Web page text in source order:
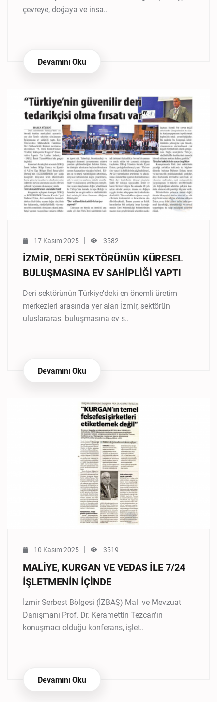
çevreye, doğaya ve insa..
Devamını Oku
17 Kasım 2025 3582
İZMİR, DERİ SEKTÖRÜNÜN KÜRESEL
BULUŞMASINA EV SAHİPLİĞİ YAPTI
Deri sektörünün Türkiye’deki en önemli üretim
merkezleri arasında yer alan İzmir, sektörün
uluslararası buluşmasına ev s..
Devamını Oku
10 Kasım 2025 3519
MALİYE, KURGAN VE VEDAS İLE 7/24
İŞLETMENİN İÇİNDE
İzmir Serbest Bölgesi (İZBAŞ) Mali ve Mevzuat
Danışmanı Prof. Dr. Keramettin Tezcan’ın
konuşmacı olduğu konferans, işlet..
Devamını Oku